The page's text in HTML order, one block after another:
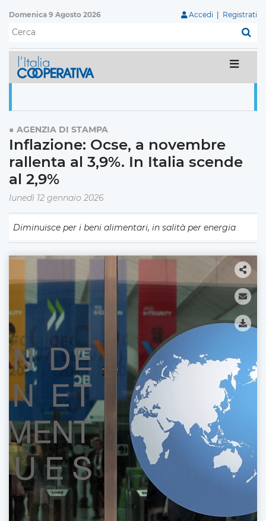
Domenica 9 Agosto 2026 Accedi Registrati
AGENZIA DI STAMPA
Inflazione: Ocse, a novembre
rallenta al 3,9%. In Italia scende
al 2,9%
lunedì 12 gennaio 2026
Diminuisce per i beni alimentari, in salità per energia